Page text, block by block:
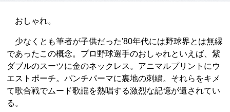
おしゃれ。
少なくとも筆者が子供だった'80年代には野球界とは無縁
であったこの概念。プロ野球選手のおしゃれといえば、紫
ダブルのスーツに金のネックレス。アニマルプリントにウ
エストポーチ。パンチパーマに裏地の刺繍。それらをキメ
て歌合戦でムード歌謡を熱唱する激烈な記憶が遺されてい
る。